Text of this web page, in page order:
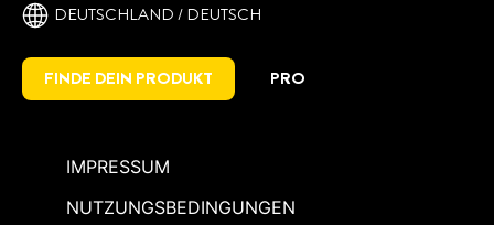
DEUTSCHLAND / DEUTSCH
FINDE DEIN PRODUKT PRO
IMPRESSUM
NUTZUNGSBEDINGUNGEN